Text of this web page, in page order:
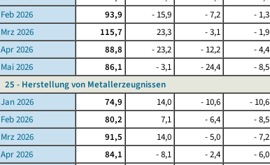
Feb 2026
93,9 - 15,9 - 7,2 - 1,3
Mrz 2026
115,7 23,3 - 3,1 - 1,9
Apr 2026
88,8 - 23,2 - 12,2 - 4,4
Mai 2026
86,1 - 3,1 - 24,4 - 8,5
25 - Herstellung von Metallerzeugnissen
Jan 2026
74,9 14,0 - 10,6 - 10,6
Feb 2026
80,2 7,1 - 6,4 - 8,5
Mrz 2026
91,5 14,0 - 5,0 - 7,2
Apr 2026
84,1 - 8,1 - 2,4 - 6,0